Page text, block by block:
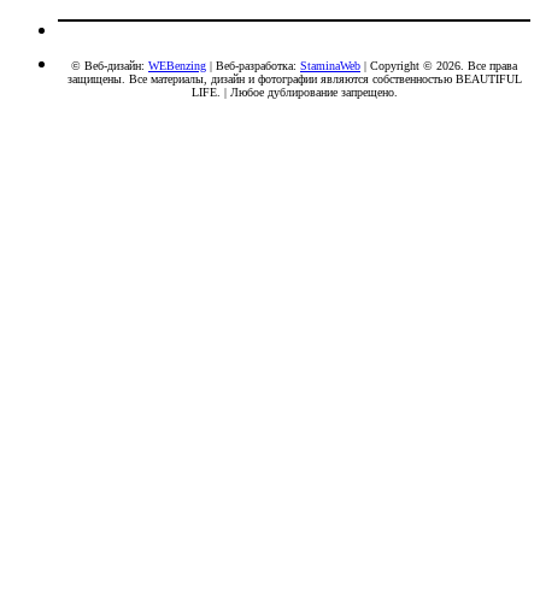
© Веб-дизайн: WEBenzing | Веб-разработка: StaminaWeb | Copyright © 2026. Все права
защищены. Все материалы, дизайн и фотографии являются собственностью BEAUTIFUL
LIFE. | Любое дублирование запрещено.